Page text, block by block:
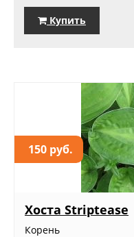
Купить
150 руб.
Хоста Striptease
Корень